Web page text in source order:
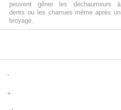
peuvent gêner les déchaumeurs à
dents ou les charrues même après un
broyage.
-
+